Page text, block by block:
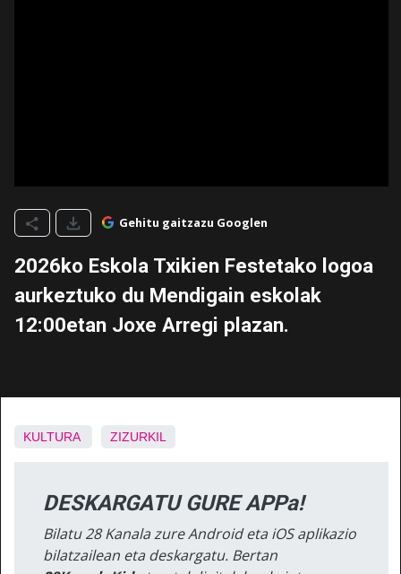
Gehitu gaitzazu Googlen
2026ko Eskola Txikien Festetako logoa
aurkeztuko du Mendigain eskolak
12:00etan Joxe Arregi plazan.
KULTURA ZIZURKIL
DESKARGATU GURE APPa!
Bilatu 28 Kanala zure Android eta iOS aplikazio
bilatzailean eta deskargatu. Bertan